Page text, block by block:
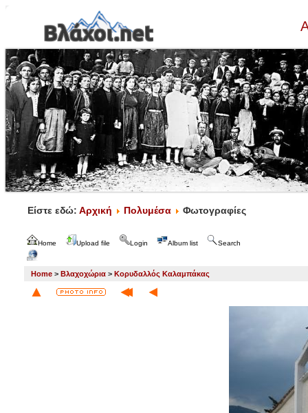
Είστε εδώ: Αρχική Πολυμέσα Φωτογραφίες
Home Upload file Login Album list Search
Home > Βλαχοχώρια > Κορυδαλλός Καλαμπάκας